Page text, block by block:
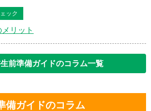
ック
リット
前準備ガイドのコラム一覧
備ガイドのコラム